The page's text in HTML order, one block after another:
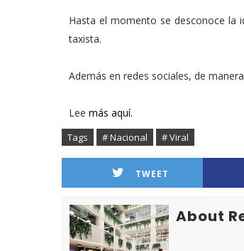
Hasta el momento se desconoce la
taxista.
Además en redes sociales, de
Lee más aquí.
Tags # Nacional # Viral
TWEET
About